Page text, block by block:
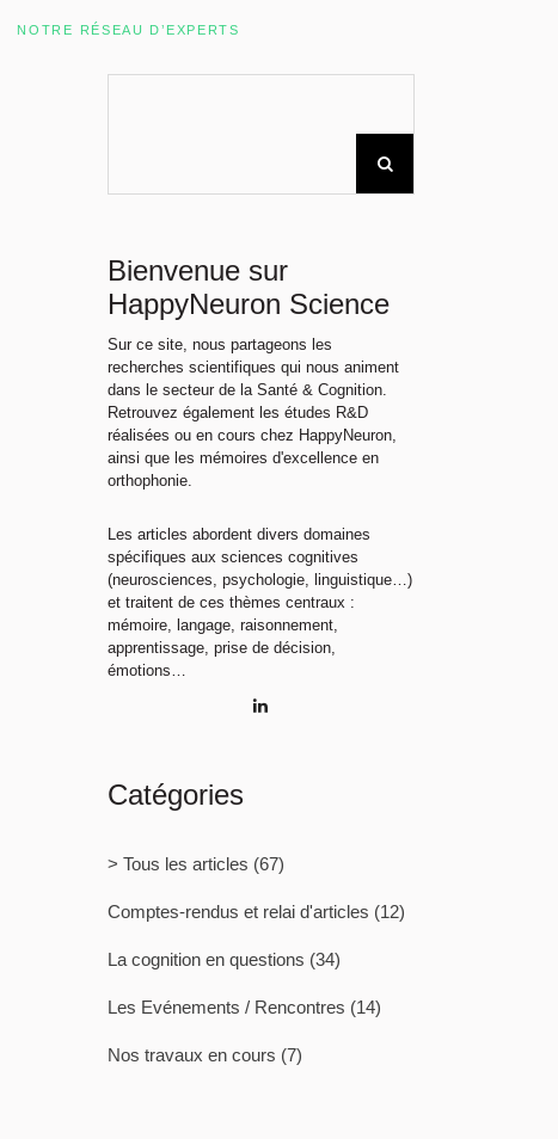
NOTRE RÉSEAU D’EXPERTS
Rechercher sur le site
Bienvenue sur
HappyNeuron Science
Sur ce site, nous partageons les
recherches scientifiques qui nous animent
dans le secteur de la Santé & Cognition.
Retrouvez également les études R&D
réalisées ou en cours chez HappyNeuron,
ainsi que les mémoires d'excellence en
orthophonie.
Les articles abordent divers domaines
spécifiques aux sciences cognitives
(neurosciences, psychologie, linguistique…)
et traitent de ces thèmes centraux :
mémoire, langage, raisonnement,
apprentissage, prise de décision,
émotions…
Catégories
> Tous les articles (67)
Comptes-rendus et relai d'articles (12)
La cognition en questions (34)
Les Evénements / Rencontres (14)
Nos travaux en cours (7)